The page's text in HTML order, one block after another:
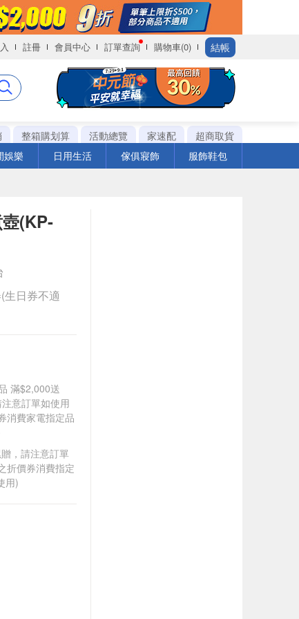
註冊 會員中心 訂單查詢 購物車(0) 結帳
整箱購划算 活動總覽 家速配
超商取貨
娛樂 日用生活 傢俱寢飾 服飾鞋包
(KP-
生日券不適
滿$2,000送
意訂單如使用
消費家電指定品
，請注意訂單
折價券消費指定
用)